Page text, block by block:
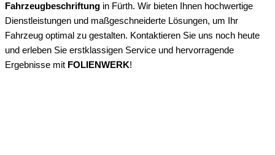
Fahrzeugbeschriftung in Fürth. Wir bieten Ihnen hochwertige
Dienstleistungen und maßgeschneiderte Lösungen, um Ihr
Fahrzeug optimal zu gestalten. Kontaktieren Sie uns noch heute
und erleben Sie erstklassigen Service und hervorragende
Ergebnisse mit FOLIENWERK!